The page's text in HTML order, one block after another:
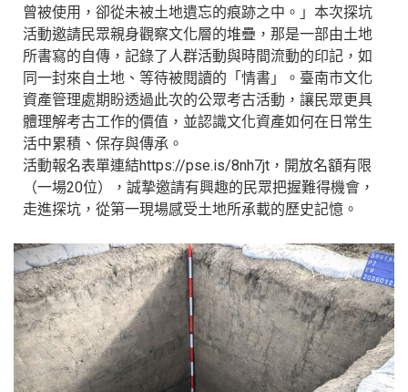
曾被使用，卻從未被土地遺忘的痕跡之中。」本次探坑
活動邀請民眾親身觀察文化層的堆疊，那是一部由土地
所書寫的自傳，記錄了人群活動與時間流動的印記，如
同一封來自土地、等待被閱讀的「情書」。臺南市文化
資產管理處期盼透過此次的公眾考古活動，讓民眾更具
體理解考古工作的價值，並認識文化資產如何在日常生
活中累積、保存與傳承。
活動報名表單連結https://pse.is/8nh7jt，開放名額有限
（一場20位），誠摯邀請有興趣的民眾把握難得機會，
走進探坑，從第一現場感受土地所承載的歷史記憶。